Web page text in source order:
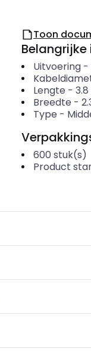
Toon
Uitvoering-
Lengte - 3.8
Breedte -
Type -
600 stuk(s)
Product